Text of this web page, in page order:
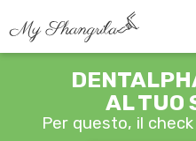
Estetica dentale
AL TUO
Per questo, il